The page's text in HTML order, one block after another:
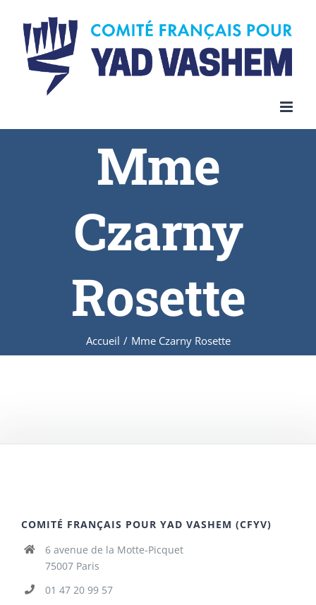
content
Mme
Czarny
Rosette
Accueil / Mme Czarny Rosette
COMITÉ FRANÇAIS POUR YAD VASHEM (CFYV)
6 avenue de la Motte-Picquet
75007 Paris
01 47 20 99 57